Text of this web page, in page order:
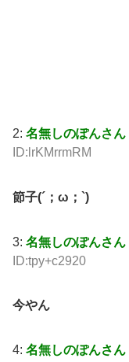
2: 名無しのぽんさん
ID:lrKMrrmRM
節子(´；ω；`)
3: 名無しのぽんさん
ID:tpy+c2920
今やん
4: 名無しのぽんさん